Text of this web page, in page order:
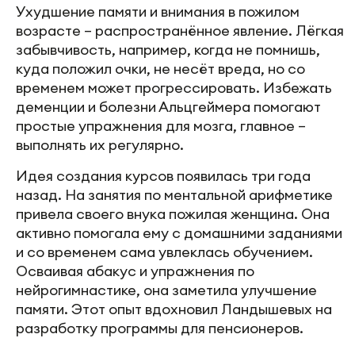
Ухудшение памяти и внимания в пожилом
возрасте – распространённое явление. Лёгкая
забывчивость, например, когда не помнишь,
куда положил очки, не несёт вреда, но со
временем может прогрессировать. Избежать
деменции и болезни Альцгеймера помогают
простые упражнения для мозга, главное –
выполнять их регулярно.
Идея создания курсов появилась три года
назад. На занятия по ментальной арифметике
привела своего внука пожилая женщина. Она
активно помогала ему с домашними заданиями
и со временем сама увлеклась обучением.
Осваивая абакус и упражнения по
нейрогимнастике, она заметила улучшение
памяти. Этот опыт вдохновил Ландышевых на
разработку программы для пенсионеров.